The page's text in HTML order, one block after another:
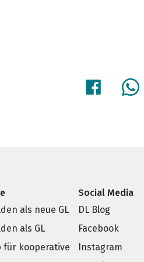
als neue GL
als GL
für kooperative
Social Media
DL Blog
Facebook
Instagram